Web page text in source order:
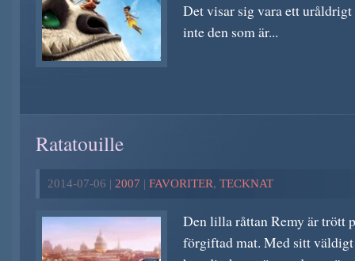
Det visar sig vara ett
inte den som är...
Ratatouille
2014-07-06 | 2007 | FAVORITER, TECKNAT
Den lilla råttan Remy är trött
förgiftad mat. Med sitt